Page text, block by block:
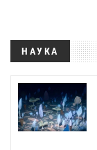
НАУКА